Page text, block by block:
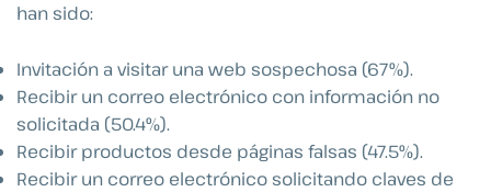
han sido:
Invitación a visitar una web sospechosa (67%).
Recibir un correo electrónico con información no
solicitada (50.4%).
Recibir productos desde páginas falsas (47.5%).
Recibir un correo electrónico solicitando claves de